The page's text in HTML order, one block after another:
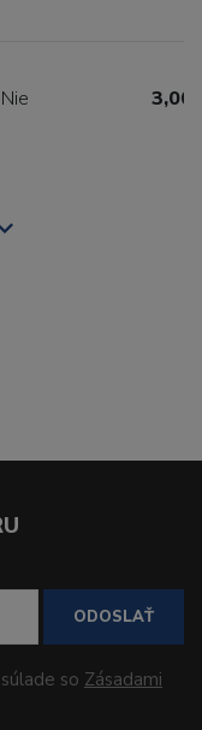
Nie 3,00
ODOSLAŤ
so Zásadami